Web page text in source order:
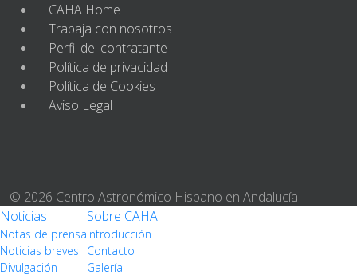
CAHA Home
Trabaja con nosotros
Perfil del contratante
Política de privacidad
Política de Cookies
Aviso Legal
© 2026 Centro Astronómico Hispano en Andalucía
Noticias
Notas de prensa
Noticias breves
Divulgación
Sobre CAHA
Introducción
Contacto
Galería